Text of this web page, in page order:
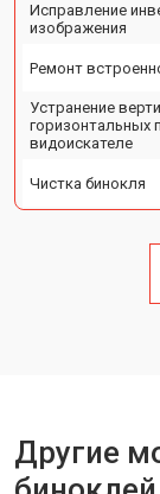
Исправление
изображения
Ремонт
Устранение
горизонтальных
видоискателе
Чистка бинокля
Замена
Ремонт цепи
Другие